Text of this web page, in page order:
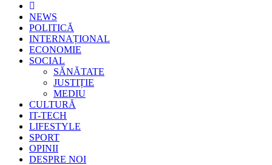
Epoca
Cele mai noi știri online din România
NEWS
POLITICĂ
INTERNAȚIONAL
ECONOMIE
SOCIAL
SĂNĂTATE
JUSTIȚIE
MEDIU
CULTURĂ
IT-TECH
LIFESTYLE
SPORT
OPINII
DESPRE NOI